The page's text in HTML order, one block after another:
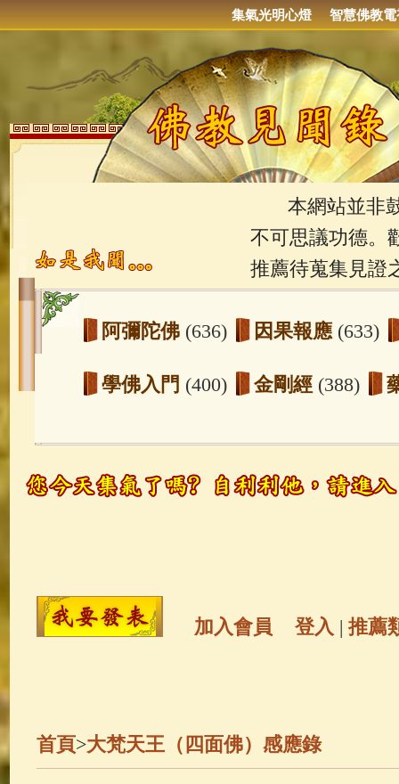
集氣光明心燈 智慧佛教電
本網站並非鼓
不可思議功德。
推薦待蒐集見證
阿彌陀佛 (636) 因果報應 (633)
學佛入門 (400) 金剛經 (388)
玉曆寶鈔(236) 地藏經(225)
觀世音菩薩 (147) 聖救度佛母(
金山活佛
善財童子五十三參 (57)
加入會員 登入 | 推薦
首頁>大梵天王（四面佛）感應錄